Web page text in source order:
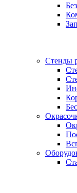
Стенды